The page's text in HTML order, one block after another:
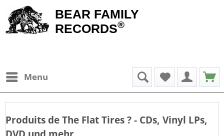
BEAR FAMILY
RECORDS®
Menu
Produits deThe Flat Tires? - CDs, Vinyl LPs,